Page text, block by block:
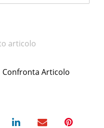
articolo
Confronta Articolo